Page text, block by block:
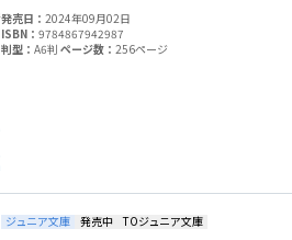
発売日：2024年09月02日
ISBN：9784867942987
判型：A6判ページ数：256ページ
ジュニア文庫 発売中 TOジュニア文庫